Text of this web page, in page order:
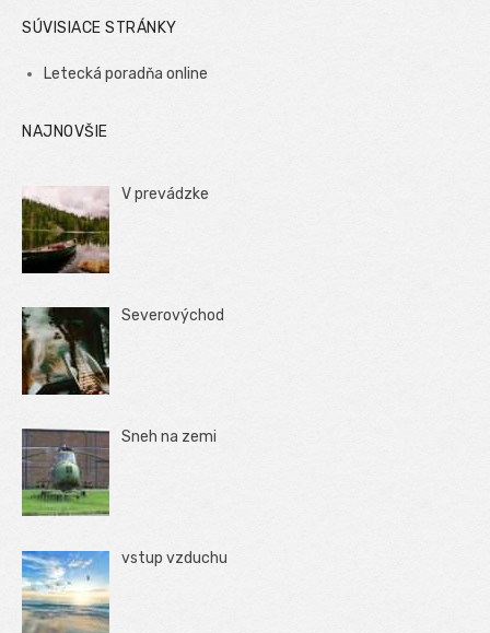
SÚVISIACE STRÁNKY
Letecká poradňa online
NAJNOVŠIE
V prevádzke
Severovýchod
Sneh na zemi
vstup vzduchu